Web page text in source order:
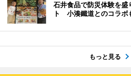
石井食品で防災体験を
ト 小湊鐵道とのコラボ
もっと見る